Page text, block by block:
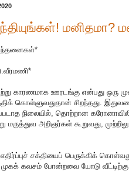
மனிதமா?
காரணமாக ஊரடங்கு என்பது ஒரு
கொள்ளுவதுதான் சிறந்தது.
நிலையில், தொற்றான
மருத்துவ அறிஞர்கள் கூறுவது,
சக்தியைப் பெருக்கிக்
முகக் கவசம் போன்றவை யோடு